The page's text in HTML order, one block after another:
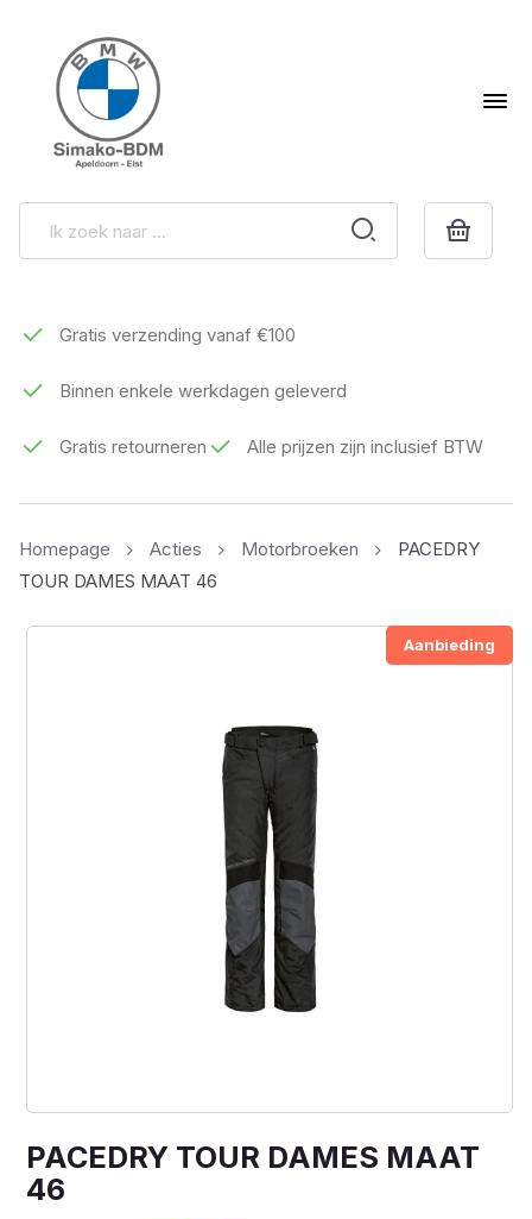
Gratis verzending vanaf €100
Binnen enkele werkdagen geleverd
Gratis retourneren Alle prijzen zijn inclusief BTW
Homepage Acties Motorbroeken
PACEDRY
TOUR DAMES MAAT 46
Aanbieding
PACEDRY TOUR DAMES MAAT
46